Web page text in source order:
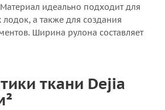
идеально подходит для
а также для создания
Ширина рулона составляет
ткани Dejia